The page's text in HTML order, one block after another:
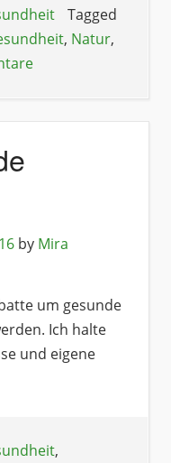
Tagged
, Natur,
by Mira
um gesunde
Ich halte
und eigene
,